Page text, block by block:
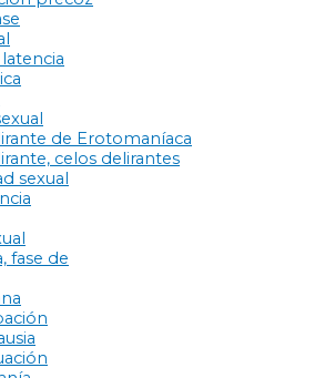
de Erotomaníaca
celos delirantes
sexual
fase de